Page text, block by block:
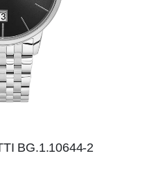
BG.1.10644-2